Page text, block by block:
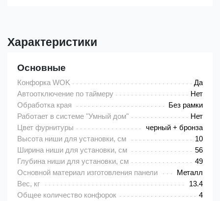
Характеристики
Основные
Конфорка WOK
Да
Автоотключение по таймеру
Нет
Обработка края
Без рамки
Работает в системе "Умный дом"
Нет
Цвет фурнитуры
черный + бронза
Высота ниши для установки, см
10
Ширина ниши для установки, см
56
Глубина ниши для установки, см
49
Основной материал изготовления панели
Металл
Вес, кг
13.4
Общее количество конфорок
4